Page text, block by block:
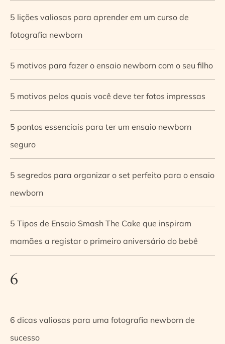
5 lições valiosas para aprender em um curso de
fotografia newborn
5 motivos para fazer o ensaio newborn com o seu filho
5 motivos pelos quais você deve ter fotos impressas
5 pontos essenciais para ter um ensaio newborn
seguro
5 segredos para organizar o set perfeito para o ensaio
newborn
5 Tipos de Ensaio Smash The Cake que inspiram
mamães a registar o primeiro aniversário do bebê
6
6 dicas valiosas para uma fotografia newborn de
sucesso